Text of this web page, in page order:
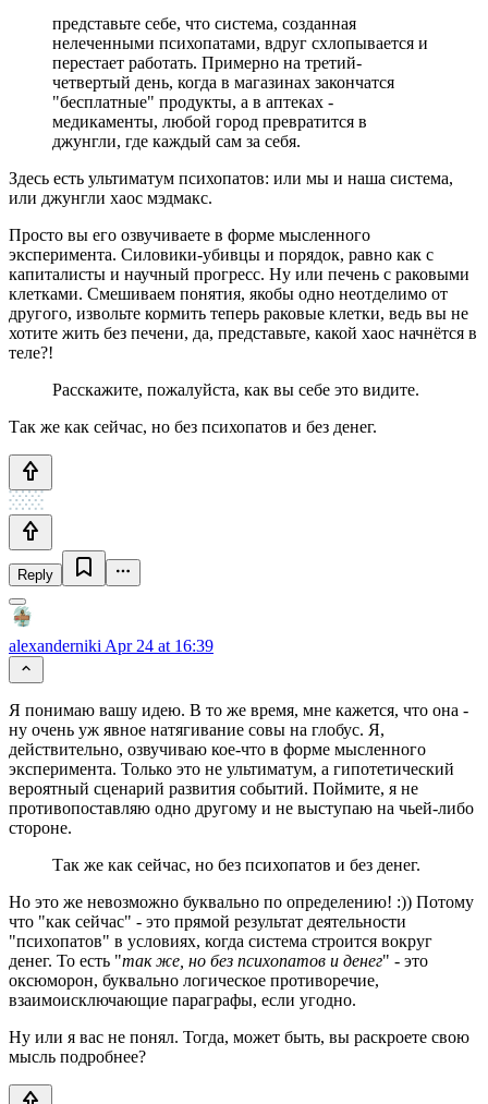
представьте себе, что система, созданная
нелеченными психопатами, вдруг схлопывается и
перестает работать. Примерно на третий-
четвертый день, когда в магазинах закончатся
"бесплатные" продукты, а в аптеках -
медикаменты, любой город превратится в
джунгли, где каждый сам за себя.
Здесь есть ультиматум психопатов: или мы и наша система,
или джунгли хаос мэдмакс.
Просто вы его озвучиваете в форме мысленного
эксперимента. Силовики-убивцы и порядок, равно как с
капиталисты и научный прогресс. Ну или печень с раковыми
клетками. Смешиваем понятия, якобы одно неотделимо от
другого, извольте кормить теперь раковые клетки, ведь вы не
хотите жить без печени, да, представьте, какой хаос начнётся в
теле?!
Расскажите, пожалуйста, как вы себе это видите.
Так же как сейчас, но без психопатов и без денег.
Reply
alexanderniki Apr 24 at 16:39
Я понимаю вашу идею. В то же время, мне кажется, что она -
ну очень уж явное натягивание совы на глобус. Я,
действительно, озвучиваю кое-что в форме мысленного
эксперимента. Только это не ультиматум, а гипотетический
вероятный сценарий развития событий. Поймите, я не
противопоставляю одно другому и не выступаю на чьей-либо
стороне.
Так же как сейчас, но без психопатов и без денег.
Но это же невозможно буквально по определению! :)) Потому
что "как сейчас" - это прямой результат деятельности
"психопатов" в условиях, когда система строится вокруг
денег. То есть "так же, но без психопатов и денег" - это
оксюморон, буквально логическое противоречие,
взаимоисключающие параграфы, если угодно.
Ну или я вас не понял. Тогда, может быть, вы раскроете свою
мысль подробнее?